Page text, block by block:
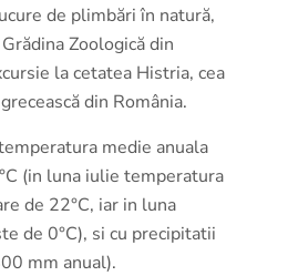
de plimbări în natură,
Zoologică din
la cetatea Histria, cea
din România.
medie anuala
(in luna iulie temperatura
de 22°C, iar in luna
de 0°C), si cu precipitatii
mm anual).